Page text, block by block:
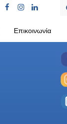
Επικοινωνία